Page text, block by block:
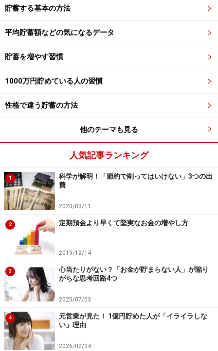
通してもとても大きいのです。
平均貯蓄額ではわからない、多くの人が抱える老後資金
せん。
年収300万円～500万円未満の貯蓄額は平均
690万円
では、年収別ではどうなっているでしょう。
人と半数以上を占めており、年収750万円以上はわずか
73人と偏りがあります。一覧には記載しましたが、参考
程度にとどめ、ここでは750万円未満のデータをみてい
くことにします。
年収別・単身者世帯の金融資産保有額
年収が高くなるほど、貯蓄額も増えていますが、問題は
年収ではないという点に注目してみます。
貯蓄する基本の方法
平均貯蓄額などの気になるデータ
貯蓄を増やす習慣
1000万円貯めている人の習慣
性格で違う貯蓄の方法
他のテーマも見る
人気記事ランキング
1
科学が解明！「節約で削ってはいけない」3つの出
費
2020/03/11
2 定期預金より早くて堅実なお金の増やし方
2019/12/14
3
心当たりがない？「お金が貯まらない人」が陥り
がちな思考回路4つ
2025/07/03
4
元営業が見た！ 1億円貯めた人が「イライラしな
い」理由
2026/02/04